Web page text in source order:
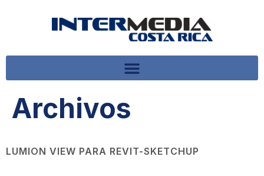
Archivos
LUMION VIEW PARA REVIT-SKETCHUP